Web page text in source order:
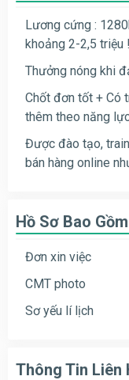
Lương cứng :
khoảng 2-2,5 triệu !
Thưởng nóng khi
Chốt đơn tốt + Có
thêm theo năng
Được đào tạo,
bán hàng online
Hồ Sơ Bao Gồm
Đơn xin việc
CMT photo
Sơ yếu lí lịch
Thông Tin Liên